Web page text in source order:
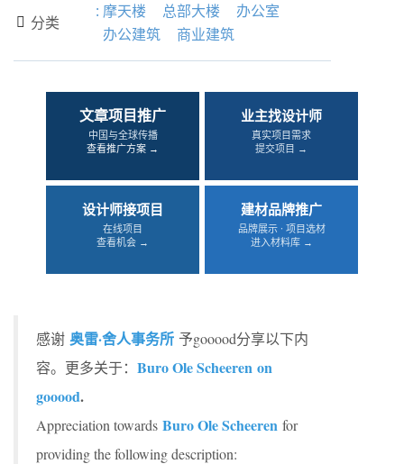
 分类
: 摩天楼 总部大楼
办公室
办公建筑
商业建筑
文章项目推广
中国与全球传播
查看推广方案 →
业主找设计师
真实项目需求
提交项目 →
设计师接项目
在线项目
查看机会 →
建材品牌推广
品牌展示 · 项目选材
进入材料库 →
感谢 奥雷·舍人事务所 予gooood分享以下内
容。更多关于： Buro Ole Scheeren on
gooood.
Appreciation towards Buro Ole Scheeren for
providing the following description: